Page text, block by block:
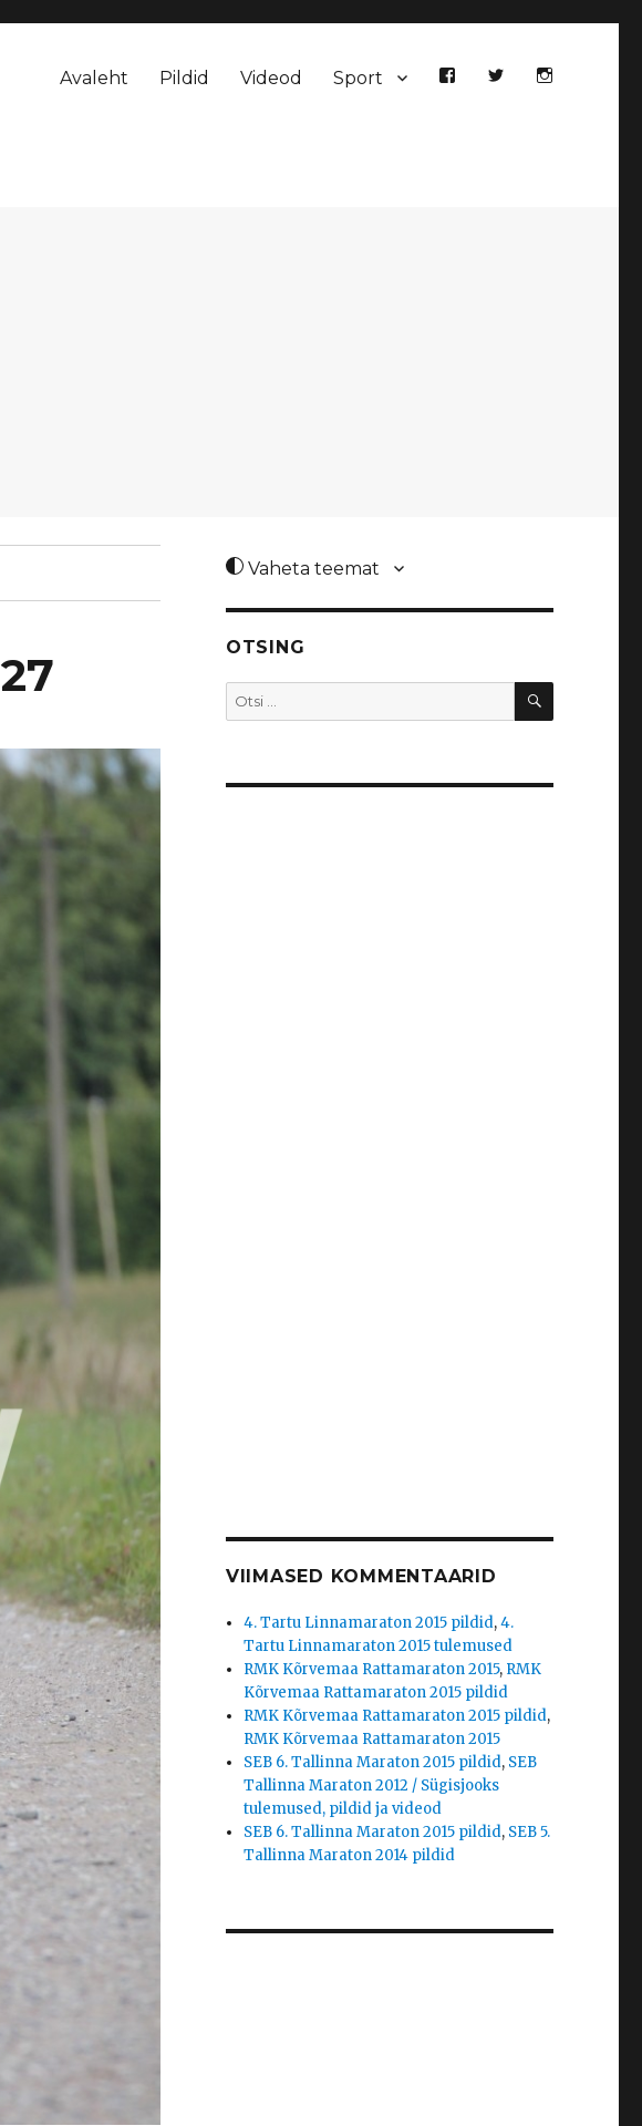
Avaleht Pildid Videod Sport
Vaheta teemat
OTSING
Otsi: OTSI
VIIMASED KOMMENTAARID
4. Tartu Linnamaraton 2015 pildid,4.
Tartu Linnamaraton 2015 tulemused
RMK Kõrvemaa Rattamaraton 2015, RMK
Kõrvemaa Rattamaraton 2015 pildid
RMK Kõrvemaa Rattamaraton 2015 pildid,
RMK Kõrvemaa Rattamaraton 2015
SEB 6. Tallinna Maraton 2015 pildid, SEB
Tallinna Maraton 2012 / Sügisjooks
tulemused, pildid ja videod
SEB 6. Tallinna Maraton 2015 pildid, SEB 5.
Tallinna Maraton 2014 pildid